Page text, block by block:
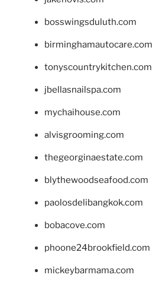
bosswingsduluth.com
birminghamautocare.com
tonyscountrykitchen.com
jbellasnailspa.com
mychaihouse.com
alvisgrooming.com
thegeorginaestate.com
blythewoodseafood.com
paolosdelibangkok.com
bobacove.com
phoone24brookfield.com
mickeybarmama.com